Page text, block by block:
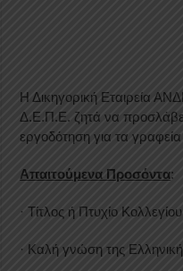
Η Δικηγορική Εταιρεία
Δ.Ε.Π.Ε. ζητά να
εργοδότηση για τα
Απαιτούμενα Προσόντα:
· Τίτλος ή Πτυχίο
· Καλή γνώση της